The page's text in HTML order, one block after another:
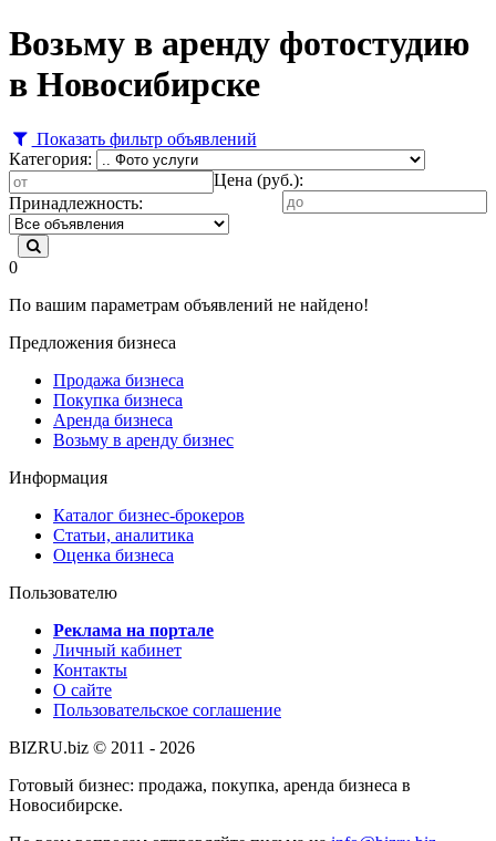
Возьму в аренду фотостудию
в Новосибирске
Показать фильтр объявлений
Категория:
Цена (руб.):
Принадлежность:
0
По вашим параметрам объявлений не найдено!
Предложения бизнеса
Продажа бизнеса
Покупка бизнеса
Аренда бизнеса
Возьму в аренду бизнес
Информация
Каталог бизнес-брокеров
Статьи, аналитика
Оценка бизнеса
Пользователю
Реклама на портале
Личный кабинет
Контакты
О сайте
Пользовательское соглашение
BIZRU.biz © 2011 - 2026
Готовый бизнес: продажа, покупка, аренда бизнеса в
Новосибирске.